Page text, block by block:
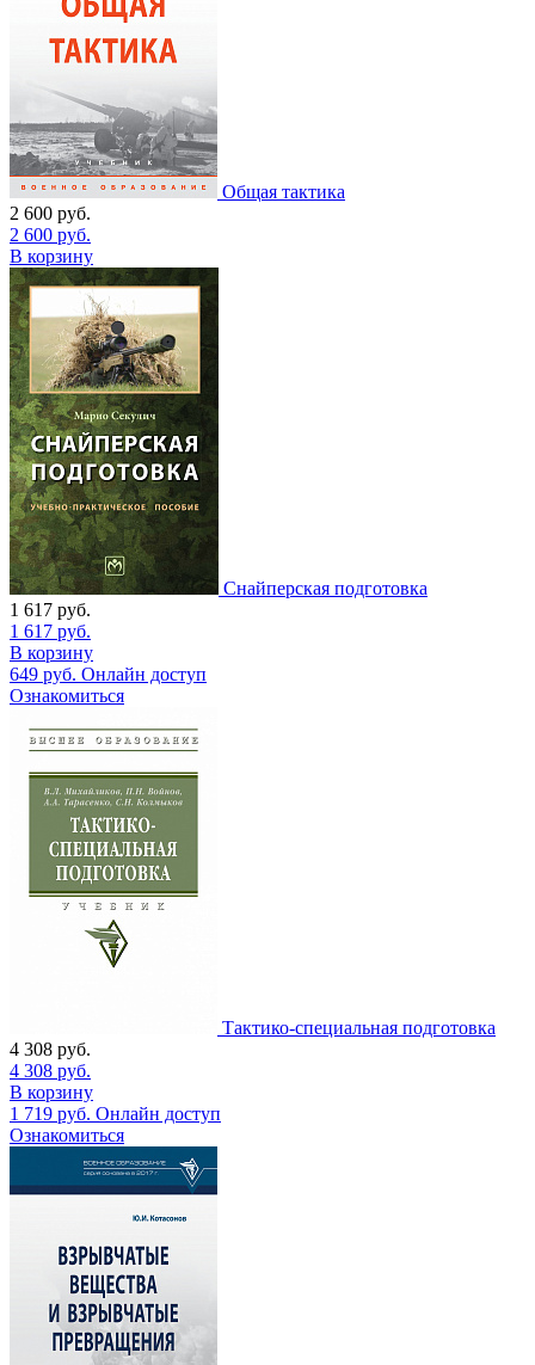
Общая тактика
2 600 руб.
2 600 руб.
В корзину
Снайперская подготовка
1 617 руб.
1 617 руб.
В корзину
649 руб. Онлайн доступ
Ознакомиться
Тактико-специальная подготовка
4 308 руб.
4 308 руб.
В корзину
1 719 руб. Онлайн доступ
Ознакомиться